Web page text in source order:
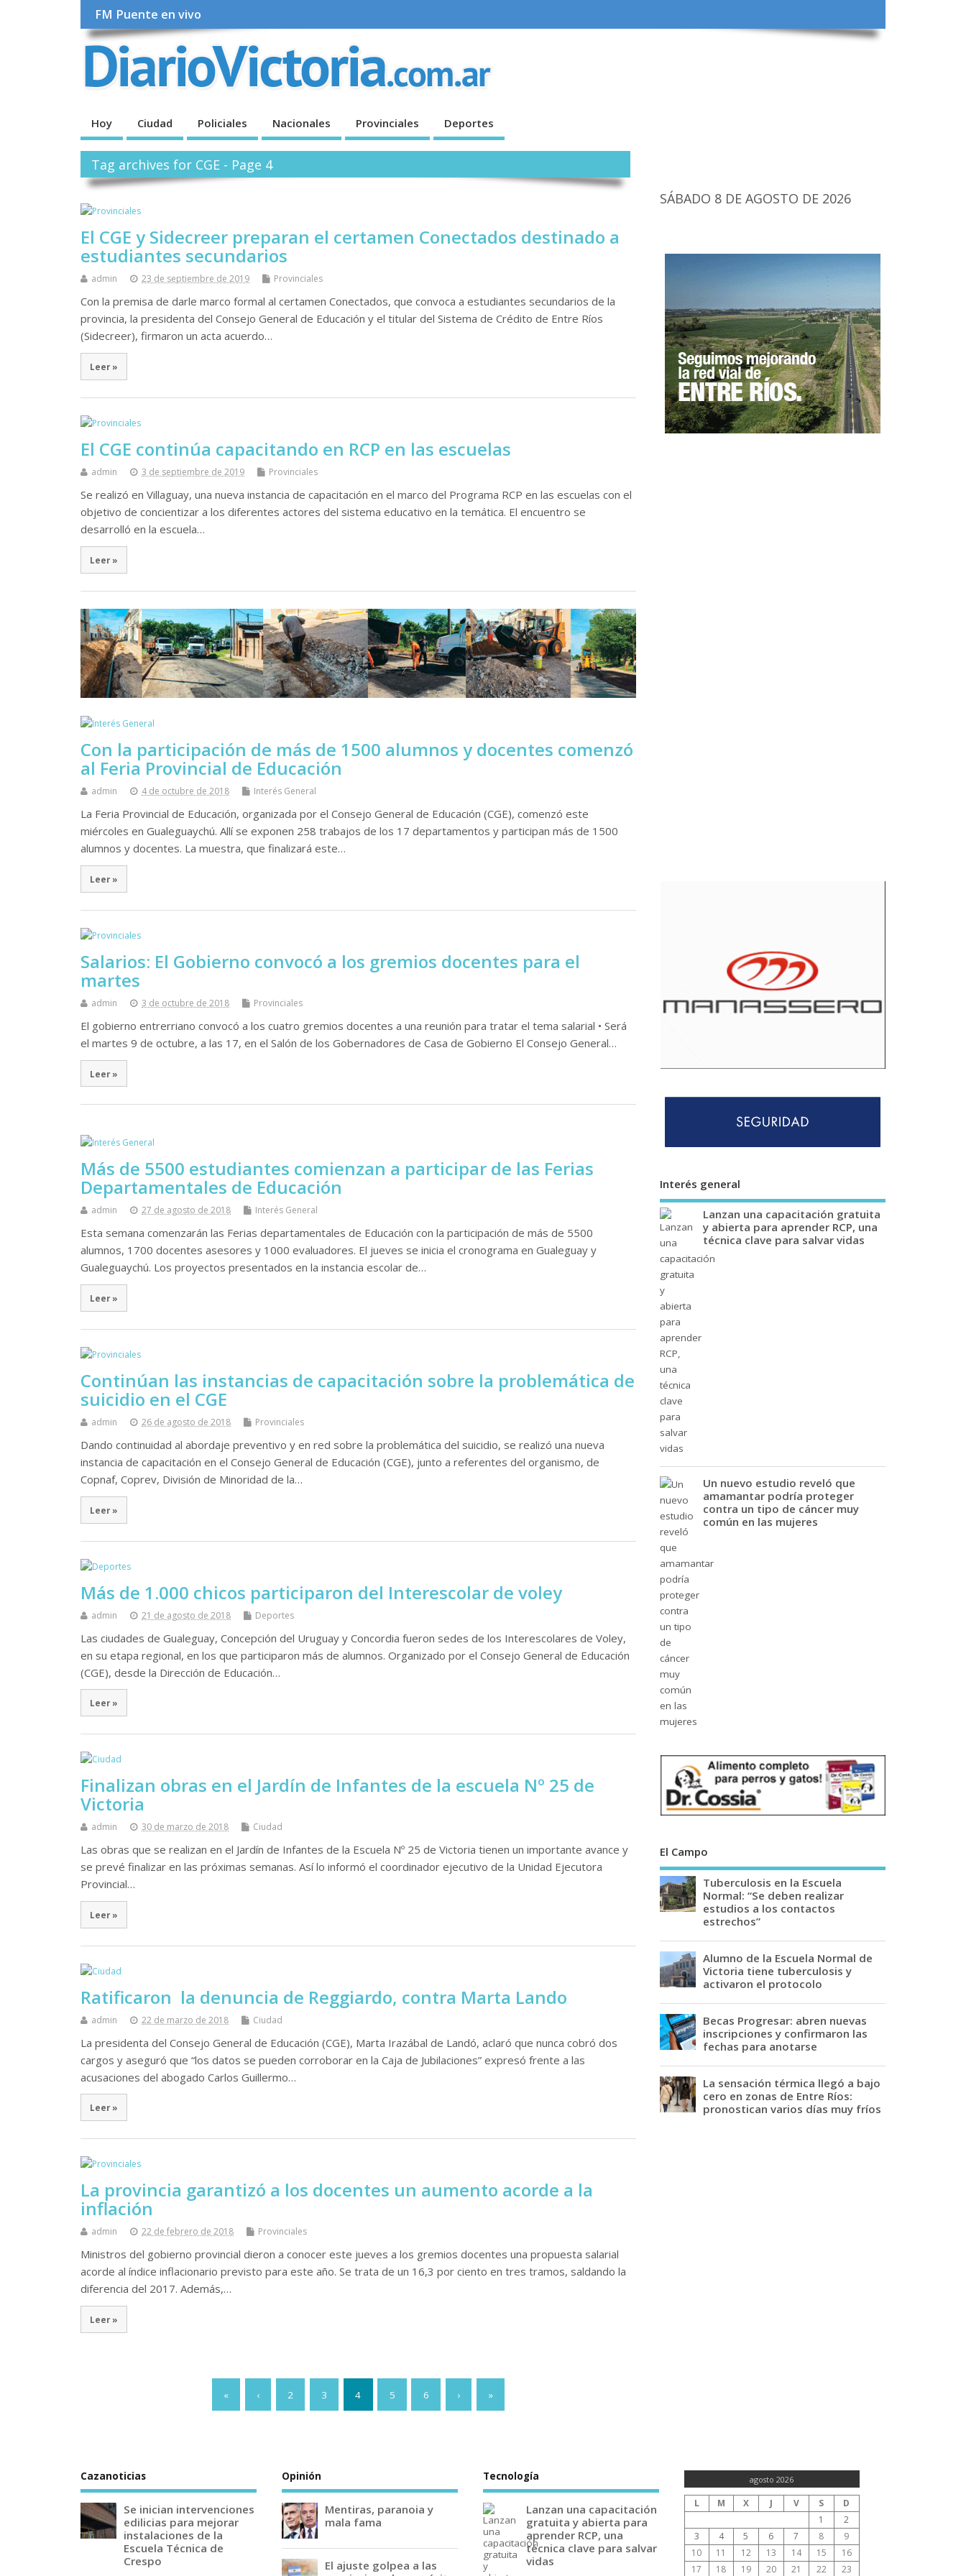
FM Puente en vivo
Hoy Ciudad Policiales Nacionales Provinciales Deportes
Tag archives for CGE - Page 4
El CGE y Sidecreer preparan el certamen Conectados destinado a
estudiantes secundarios
admin 23 de septiembre de 2019 Provinciales
Con la premisa de darle marco formal al certamen Conectados, que convoca a estudiantes secundarios de la
provincia, la presidenta del Consejo General de Educación y el titular del Sistema de Crédito de Entre Ríos
(Sidecreer), firmaron un acta acuerdo…
Leer »
El CGE continúa capacitando en RCP en las escuelas
admin 3 de septiembre de 2019 Provinciales
Se realizó en Villaguay, una nueva instancia de capacitación en el marco del Programa RCP en las escuelas con el
objetivo de concientizar a los diferentes actores del sistema educativo en la temática. El encuentro se
desarrolló en la escuela…
Leer »
Con la participación de más de 1500 alumnos y docentes comenzó
al Feria Provincial de Educación
admin 4 de octubre de 2018 Interés General
La Feria Provincial de Educación, organizada por el Consejo General de Educación (CGE), comenzó este
miércoles en Gualeguaychú. Allí se exponen 258 trabajos de los 17 departamentos y participan más de 1500
alumnos y docentes. La muestra, que finalizará este…
Leer »
Salarios: El Gobierno convocó a los gremios docentes para el
martes
admin 3 de octubre de 2018 Provinciales
El gobierno entrerriano convocó a los cuatro gremios docentes a una reunión para tratar el tema salarial • Será
el martes 9 de octubre, a las 17, en el Salón de los Gobernadores de Casa de Gobierno El Consejo General…
Leer »
Más de 5500 estudiantes comienzan a participar de las Ferias
Departamentales de Educación
admin 27 de agosto de 2018 Interés General
Esta semana comenzarán las Ferias departamentales de Educación con la participación de más de 5500
alumnos, 1700 docentes asesores y 1000 evaluadores. El jueves se inicia el cronograma en Gualeguay y
Gualeguaychú. Los proyectos presentados en la instancia escolar de…
Leer »
Continúan las instancias de capacitación sobre la problemática de
suicidio en el CGE
admin 26 de agosto de 2018 Provinciales
Dando continuidad al abordaje preventivo y en red sobre la problemática del suicidio, se realizó una nueva
instancia de capacitación en el Consejo General de Educación (CGE), junto a referentes del organismo, de
Copnaf, Coprev, División de Minoridad de la…
Leer »
Más de 1.000 chicos participaron del Interescolar de voley
admin 21 de agosto de 2018 Deportes
Las ciudades de Gualeguay, Concepción del Uruguay y Concordia fueron sedes de los Interescolares de Voley,
en su etapa regional, en los que participaron más de alumnos. Organizado por el Consejo General de Educación
(CGE), desde la Dirección de Educación…
Leer »
Finalizan obras en el Jardín de Infantes de la escuela Nº 25 de
Victoria
admin 30 de marzo de 2018 Ciudad
Las obras que se realizan en el Jardín de Infantes de la Escuela Nº 25 de Victoria tienen un importante avance y
se prevé finalizar en las próximas semanas. Así lo informó el coordinador ejecutivo de la Unidad Ejecutora
Provincial…
Leer »
Ratificaron la denuncia de Reggiardo, contra Marta Lando
admin 22 de marzo de 2018 Ciudad
La presidenta del Consejo General de Educación (CGE), Marta Irazábal de Landó, aclaró que nunca cobró dos
cargos y aseguró que “los datos se pueden corroborar en la Caja de Jubilaciones” expresó frente a las
acusaciones del abogado Carlos Guillermo…
Leer »
La provincia garantizó a los docentes un aumento acorde a la
inflación
admin 22 de febrero de 2018 Provinciales
Ministros del gobierno provincial dieron a conocer este jueves a los gremios docentes una propuesta salarial
acorde al índice inflacionario previsto para este año. Se trata de un 16,3 por ciento en tres tramos, saldando la
diferencia del 2017. Además,…
Leer »
« ‹ 2 3 4 5 6 › »
SÁBADO 8 DE AGOSTO DE 2026
Interés general
Lanzan una capacitación gratuita
y abierta para aprender RCP, una
técnica clave para salvar vidas
Un nuevo estudio reveló que
amamantar podría proteger
contra un tipo de cáncer muy
común en las mujeres
El Campo
Tuberculosis en la Escuela
Normal: “Se deben realizar
estudios a los contactos
estrechos”
Alumno de la Escuela Normal de
Victoria tiene tuberculosis y
activaron el protocolo
Becas Progresar: abren nuevas
inscripciones y confirmaron las
fechas para anotarse
La sensación térmica llegó a bajo
cero en zonas de Entre Ríos:
pronostican varios días muy fríos
Cazanoticias
Se inician intervenciones
edilicias para mejorar
instalaciones de la
Escuela Técnica de
Crespo
Opinión
Mentiras, paranoia y
mala fama
El ajuste golpea a las
Tecnología
Lanzan una capacitación
gratuita y abierta para
aprender RCP, una
técnica clave para salvar
vidas
agosto 2026
L M X J V S
D
1
2
3
4 5 6 7 8
9
10
11 12 13 14 15
16
17
18 19 20 21 22 23